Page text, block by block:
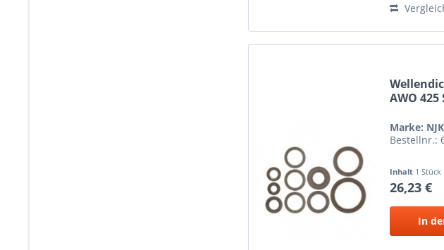
AWO
Marke: NJK
Bestellnr.:
Inhalt 1 Stück
26,23 €
In